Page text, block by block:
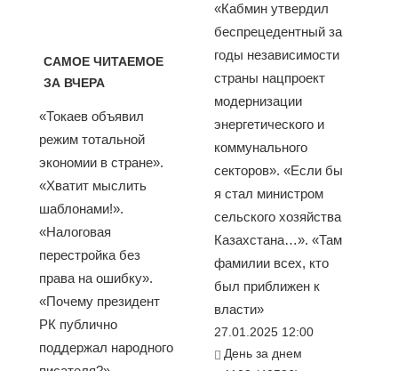
САМОЕ ЧИТАЕМОЕ
ЗА ВЧЕРА
«Токаев объявил
режим тотальной
экономии в стране».
«Хватит мыслить
шаблонами!».
«Налоговая
перестройка без
права на ошибку».
«Почему президент
РК публично
поддержал народного
«Кабмин утвердил
беспрецедентный за
годы независимости
страны нацпроект
модернизации
энергетического и
коммунального
секторов». «Если бы
я стал министром
сельского хозяйства
Казахстана…». «Там
фамилии всех, кто
был приближен к
власти»
27.01.2025 12:00
День за днем